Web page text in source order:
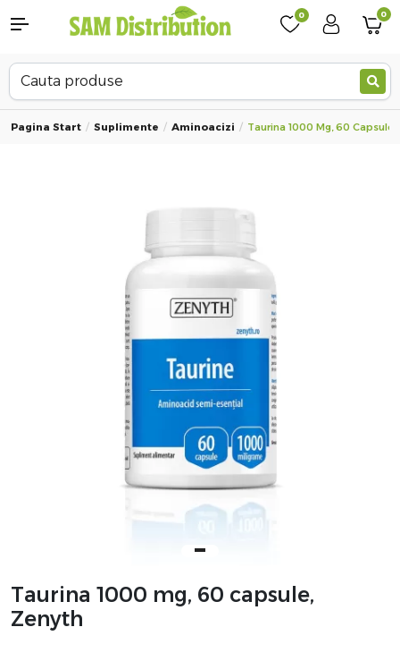
0 0
Pagina Start Suplimente Aminoacizi Taurina 1000 Mg, 60 Capsule,
Taurina 1000 mg, 60 capsule,
Zenyth